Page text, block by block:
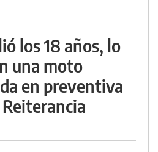
los 18 años, lo
una moto
en preventiva